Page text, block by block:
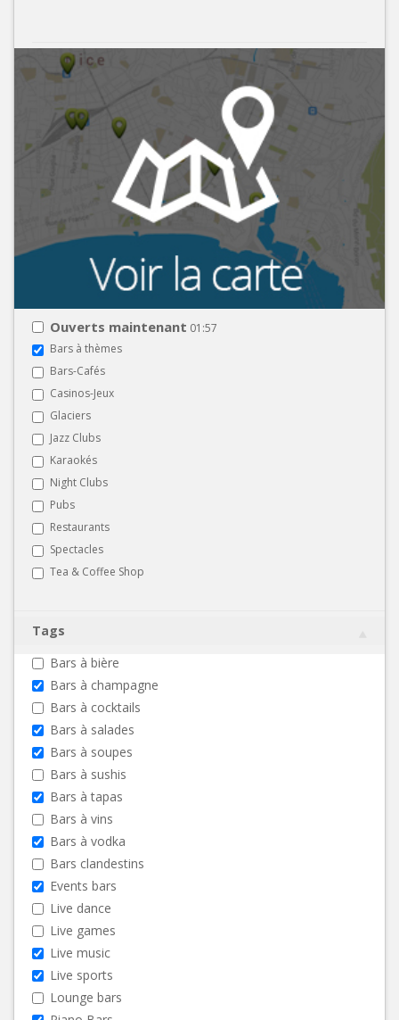
Ouverts maintenant 01:57
Bars à thèmes
Bars-Cafés
Casinos-Jeux
Glaciers
Jazz Clubs
Karaokés
Night Clubs
Pubs
Restaurants
Spectacles
Tea & Coffee Shop
Tags
Bars à bière
Bars à champagne
Bars à cocktails
Bars à salades
Bars à soupes
Bars à sushis
Bars à tapas
Bars à vins
Bars à vodka
Bars clandestins
Events bars
Live dance
Live games
Live music
Live sports
Lounge bars